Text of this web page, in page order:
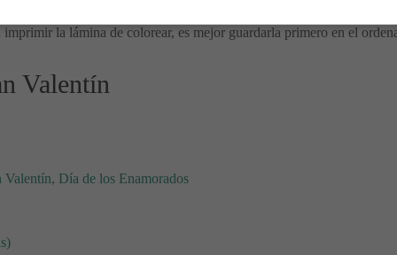
imprimir la lámina de colorear, es mejor guardarla primero en el
Valentín
Valentín, Día de los Enamorados